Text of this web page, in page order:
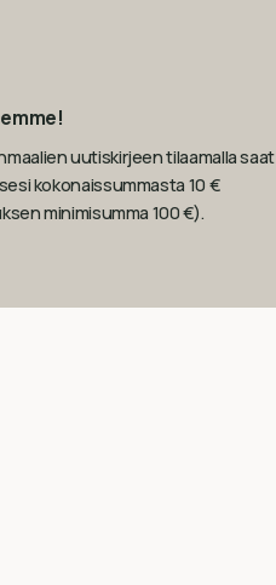
uutiskirjeen tilaamalla saat
kokonaissummasta 10 €
minimisumma 100 €).